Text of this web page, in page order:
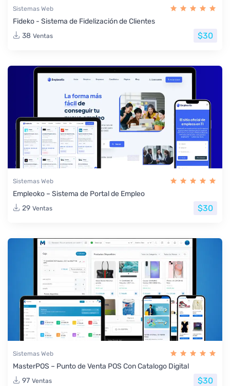
Sistemas Web
Fideko - Sistema de Fidelización de Clientes
38 Ventas $30
Sistemas Web
Empleoko – Sistema de Portal de Empleo
29 Ventas $30
Sistemas Web
MasterPOS – Punto de Venta POS Con Catalogo Digital
97 Ventas $30